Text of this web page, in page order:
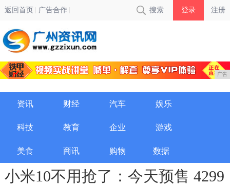
返回首页 广告合作 搜索 登录 注册
广告
资讯 财经 汽车 娱乐
科技 教育 企业 游戏
美食 商讯 购物 数据
小米10不用抢了：今天预售 4299